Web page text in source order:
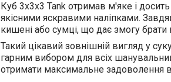
Куб 3x3x3 Tank отримав м'яке і
якісними яскравими наліпками.
кишені або сумці, що дає змогу
Такий цікавий зовнішній вигляд у
гарним вибором для всіх
отримати максимальне задоволення